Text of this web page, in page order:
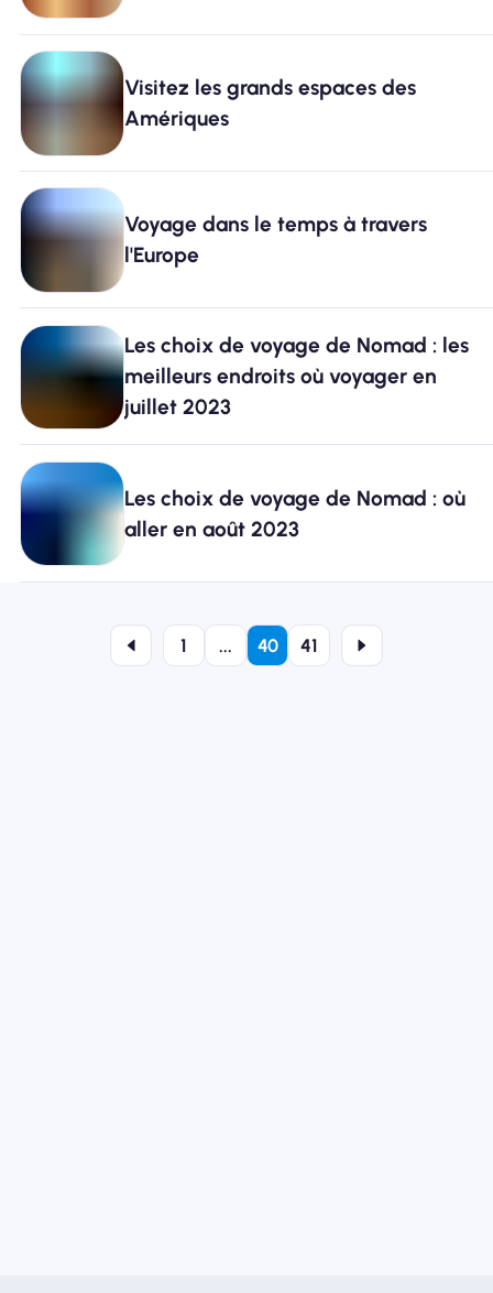
Visitez les grands espaces des
Amériques
Voyage dans le temps à travers
l'Europe
Les choix de voyage de Nomad : les
meilleurs endroits où voyager en
juillet 2023
Les choix de voyage de Nomad : où
aller en août 2023
1 ... 40 41